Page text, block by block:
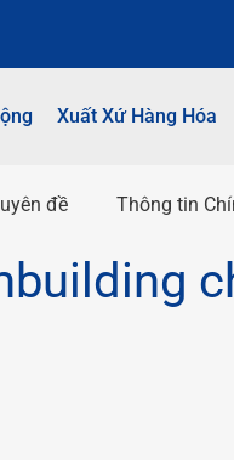
Xuất Xứ Hàng Hóa
đề Thông tin